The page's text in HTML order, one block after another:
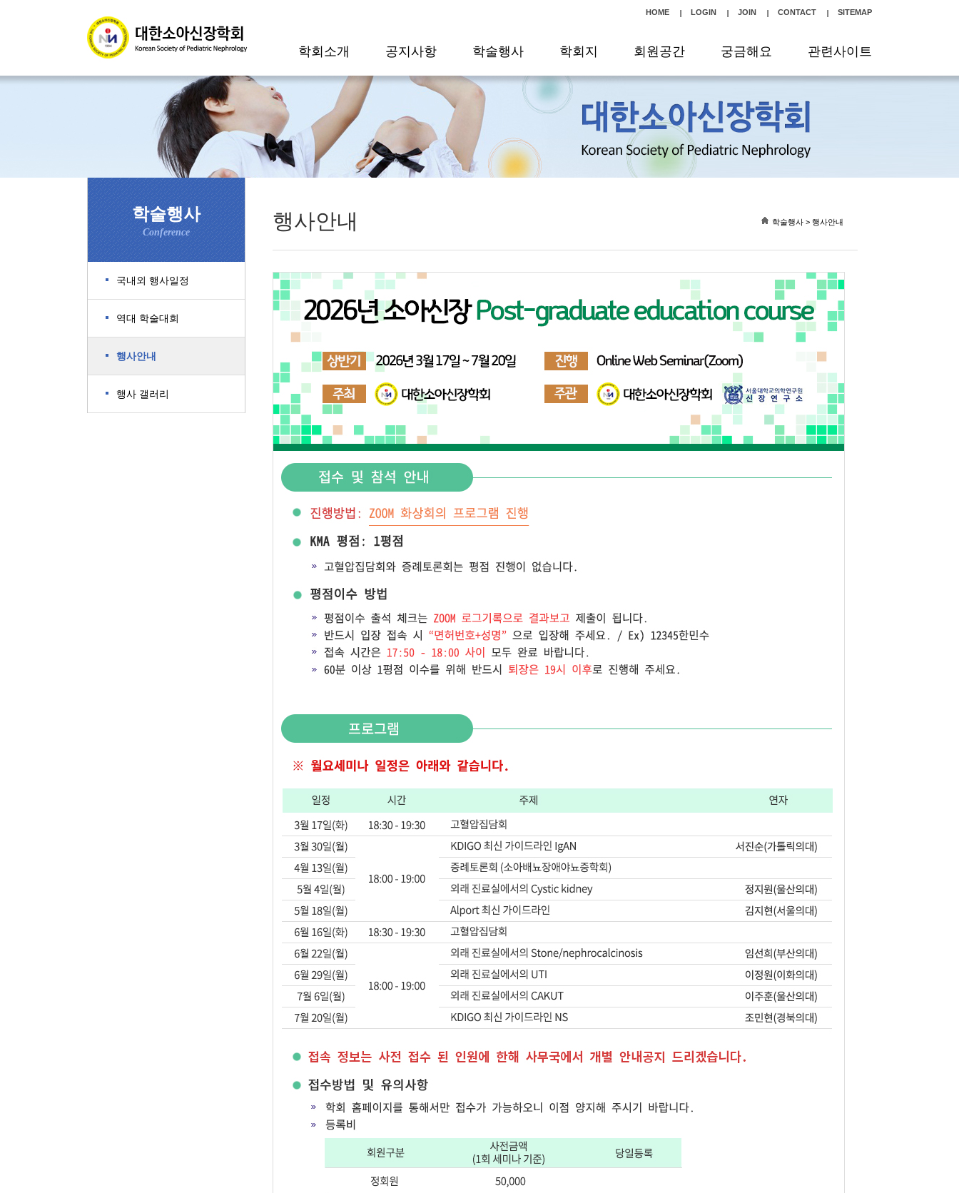
HOME LOGIN JOIN CONTACT SITEMAP
학회소개 공지사항 학술행사 학회지 회원공간 궁금해요 관련사이트
학술행사
Conference
국내외 행사일정
역대 학술대회
행사안내
행사 갤러리
행사안내 학술행사 > 행사안내